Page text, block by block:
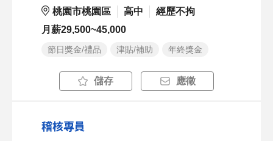
桃園市桃園區
高中
經歷不拘
月薪29,500~45,000
節日獎金/禮品 津貼/補助 年終獎金
儲存 應徵
稽核專員